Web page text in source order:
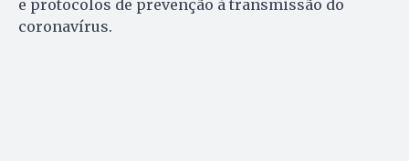
e protocolos de prevenção à transmissão do
coronavírus.